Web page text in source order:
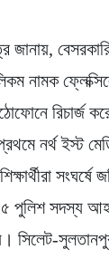
জানায়,
নামক
নর্থ ইস্ট
৫ পুলিশ সদস্য
সিলেট-